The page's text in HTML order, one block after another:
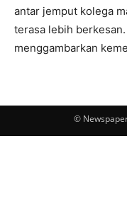
antar jemput kolega
terasa lebih
menggambarkan
©